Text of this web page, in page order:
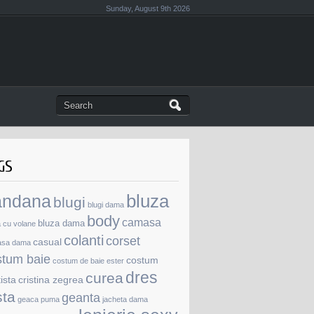
Sunday, August 9th 2026
blugi blugi dama bluza
cu volane bluza dama bodycamasa
dama casual colanticorset
baie costum de baie ester costum
cristina zegrea curea dres
geaca puma geanta jacheta dama